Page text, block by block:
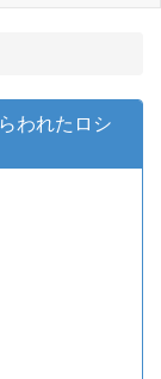
われたロシ